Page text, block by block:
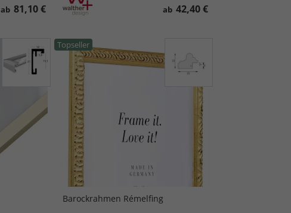
ab 81,10 € ab 42,40 €
Topseller
Barockrahmen Rémelfing